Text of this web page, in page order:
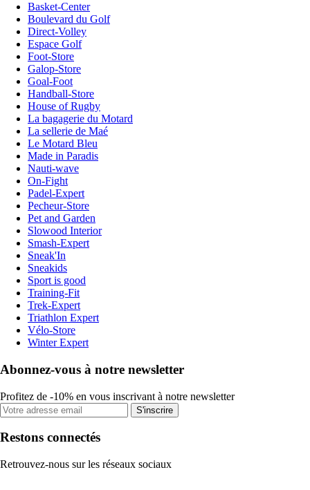
Basket-Center
Boulevard du Golf
Direct-Volley
Espace Golf
Foot-Store
Galop-Store
Goal-Foot
Handball-Store
House of Rugby
La bagagerie du Motard
La sellerie de Maé
Le Motard Bleu
Made in Paradis
Nauti-wave
On-Fight
Padel-Expert
Pecheur-Store
Pet and Garden
Slowood Interior
Smash-Expert
Sneak'In
Sneakids
Sport is good
Training-Fit
Trek-Expert
Triathlon Expert
Vélo-Store
Winter Expert
Abonnez-vous à notre newsletter
Profitez de -10% en vous inscrivant à notre newsletter
S'inscrire
Restons connectés
Retrouvez-nous sur les réseaux sociaux